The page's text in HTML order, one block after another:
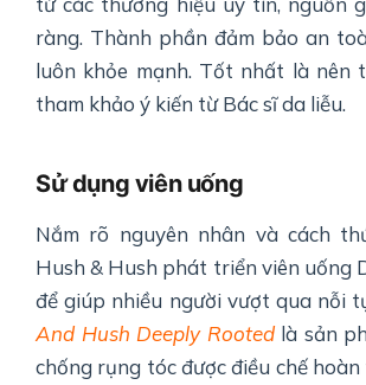
ràng. Thành phần đảm bảo an
luôn khỏe mạnh. Tốt nhất là nên
tham khảo ý kiến từ Bác sĩ da liễu.
Sử dụng viên uống
Nắm rõ nguyên nhân và cách
Hush & Hush phát triển viên uống
để giúp nhiều người vượt qua nỗi
And Hush Deeply Rootedlà sản
chống rụng tóc được điều chế